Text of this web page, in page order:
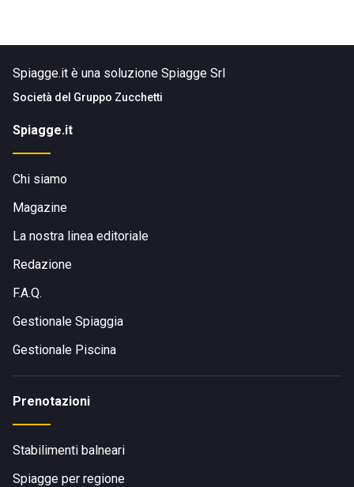
Spiagge.it è una soluzione Spiagge Srl
Società del Gruppo Zucchetti
Spiagge.it
Chi siamo
Magazine
La nostra linea editoriale
Redazione
F.A.Q.
Gestionale Spiaggia
Gestionale Piscina
Prenotazioni
Stabilimenti balneari
Spiagge per regione